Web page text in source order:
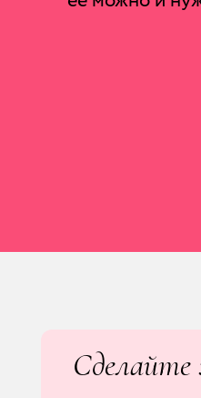
Сделайте